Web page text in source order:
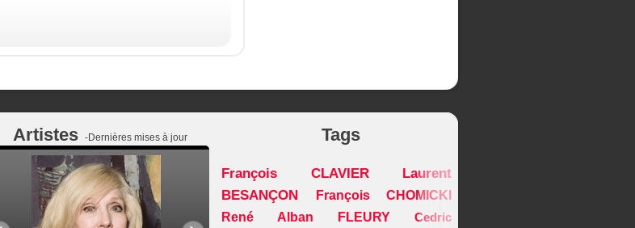
Artistes -Dernières mises à jour Tags
François CLAVIER
Laurent
BESANÇON
François CHOMICKI
René Alban FLEURY
Cedric